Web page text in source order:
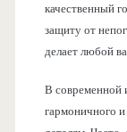
качественный
защиту от
делает любой
В современной
гармоничного